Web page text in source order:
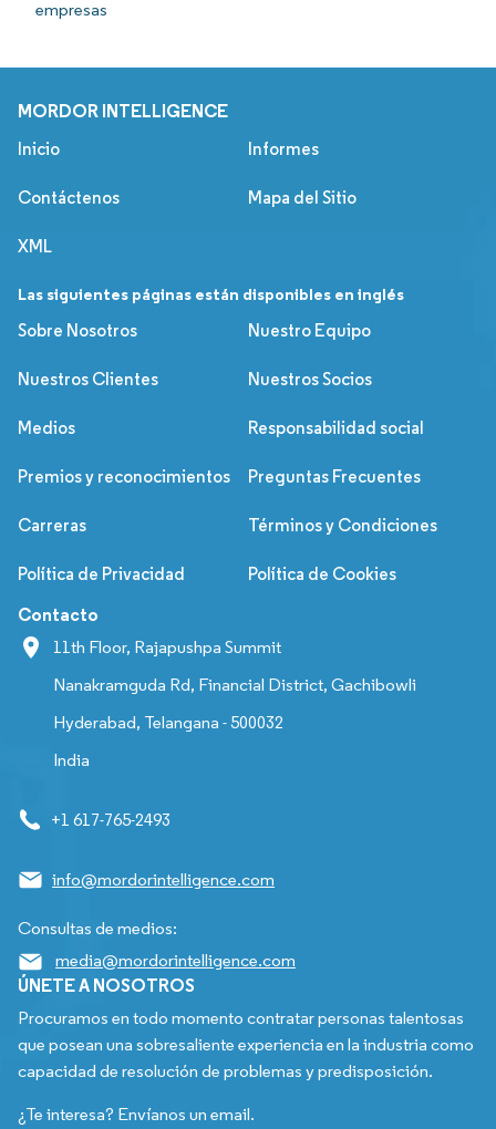
empresas
MORDOR INTELLIGENCE
Inicio Informes
Contáctenos Mapa del Sitio
XML
Las siguientes páginas están disponibles en inglés
Sobre Nosotros
Nuestro Equipo
Nuestros Clientes Nuestros Socios
Medios Responsabilidad social
Premios y reconocimientos Preguntas Frecuentes
Carreras Términos y Condiciones
Política de Privacidad Política de Cookies
Contacto
11th Floor, Rajapushpa Summit
Nanakramguda Rd, Financial District, Gachibowli
Hyderabad, Telangana - 500032
India
+1 617-765-2493
info@mordorintelligence.com
Consultas de medios:
media@mordorintelligence.com
ÚNETE A NOSOTROS
Procuramos en todo momento contratar personas talentosas
que posean una sobresaliente experiencia en la industria como
capacidad de resolución de problemas y predisposición.
¿Te interesa? Envíanos un email.